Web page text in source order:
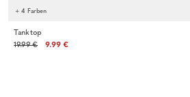
+ 4 Farben
Tanktop
19.99 €
9.99 €